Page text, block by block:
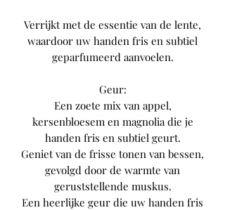
Verrijkt met de essentie van de lente,
waardoor uw handen fris en subtiel
geparfumeerd aanvoelen.
Geur:
Een zoete mix van appel,
kersenbloesem en magnolia die je
handen fris en subtiel geurt.
Geniet van de frisse tonen van bessen,
gevolgd door de warmte van
geruststellende muskus.
Een heerlijke geur die uw handen fris